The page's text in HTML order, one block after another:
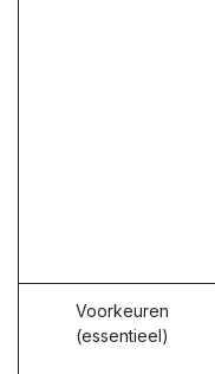
Voorkeuren
(essentieel)